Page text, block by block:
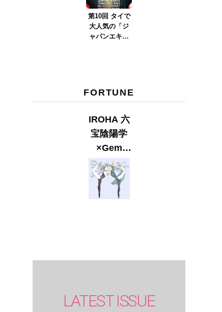
第10回 タイで
大人気の「ジ
ャパンエキス
FORTUNE
IROHA 六
宝陰陽学
×Gem
Muse
【GLITTER
2023
LATEST ISSUE